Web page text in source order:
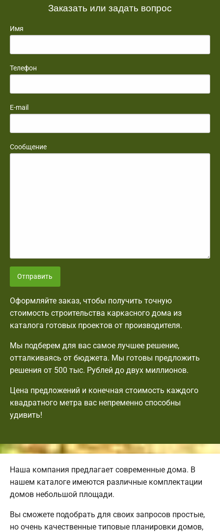
Заказать или задать вопрос
Имя
Телефон
E-mail
Сообщение
Отправить
Оформляйте заказ, чтобы получить точную
стоимость строительства каркасного дома из
каталога готовых проектов от производителя.
Мы подберем для вас самое лучшее решение,
отталкиваясь от бюджета. Мы готовы предложить
решения от 500 тыс. Рублей до двух миллионов.
Цена предложений и конечная стоимость каждого
квадратного метра вас непременно способны
удивить!
Наша компания предлагает современные дома. В
нашем каталоге имеются различные комплектации
домов небольшой площади.
Вы сможете подобрать для своих запросов простые,
но очень качественные типовые планировки домов,